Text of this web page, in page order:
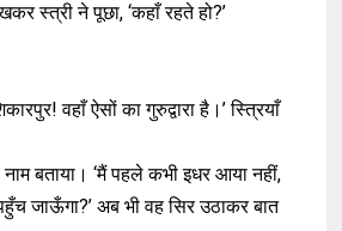
स्त्री ने पूछा, ‘कहाँ रहते हो?’
वहाँ ऐसों का गुरुद्वारा है।’ स्त्रियाँ
बताया। ‘मैं पहले कभी इधर आया नहीं,
जाऊँगा?’ अब भी वह सिर उठाकर बात